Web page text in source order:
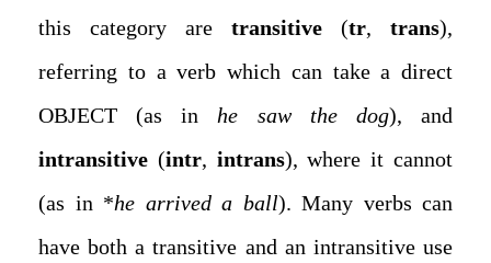
this category are transitive (tr, trans),
referring to a verb which can take a direct
OBJECT (as in he saw the dog), and
intransitive (intr, intrans), where it cannot
(as in *he arrived a ball). Many verbs can
have both a transitive and an intransitive use